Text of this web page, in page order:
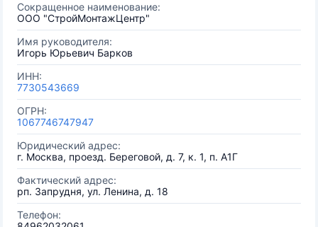
Сокращенное наименование:
ООО "СтройМонтажЦентр"
Имя руководителя:
Игорь Юрьевич Барков
ИНН:
7730543669
ОГРН:
1067746747947
Юридический адрес:
г. Москва, проезд. Береговой, д. 7, к. 1, п. А1Г
Фактический адрес:
рп. Запрудня, ул. Ленина, д. 18
Телефон: